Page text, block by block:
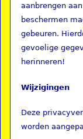
aanbrengen
beschermen
gebeuren.
gevoelige
herinneren!
Wijzigingen
Deze
worden